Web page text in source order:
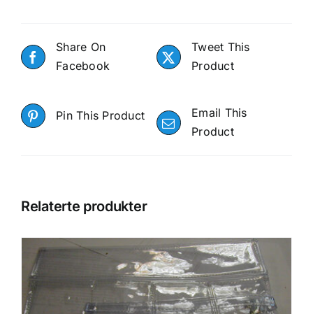
Share On
Facebook
Tweet This
Product
Pin This Product
Email This
Product
Relaterte produkter